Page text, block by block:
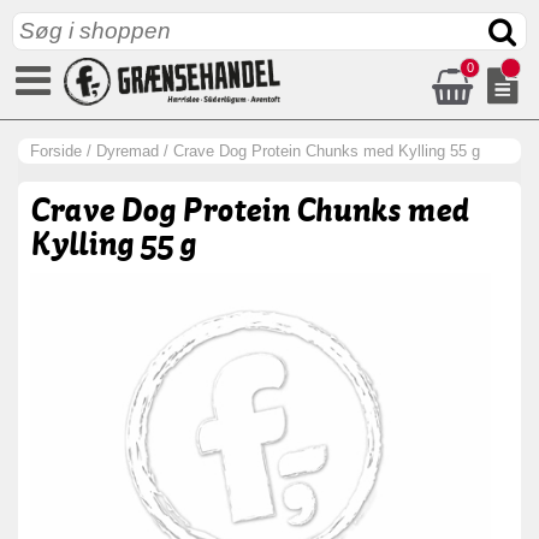
0
Forside / Dyremad / Crave Dog Protein Chunks med Kylling 55 g
Crave Dog Protein Chunks med
Kylling 55 g